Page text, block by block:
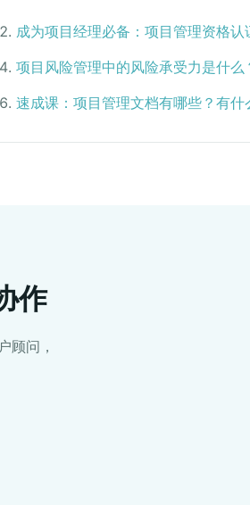
2. 成为项目经理必备：项目管理资格认
4. 项目风险管理中的风险承受力是什么
6. 速成课：项目管理文档有哪些？有什
作
顾问，